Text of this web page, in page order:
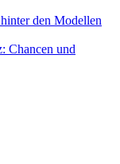
den Modellen
Chancen und